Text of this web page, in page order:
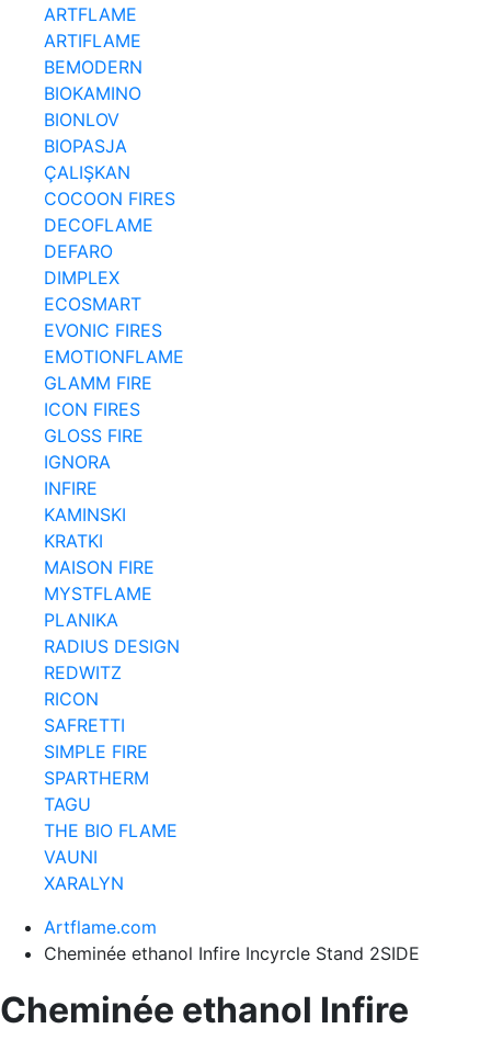
ARTFLAME
ARTIFLAME
BEMODERN
BIOKAMINO
BIONLOV
BIOPASJA
ÇALIŞKAN
COCOON FIRES
DECOFLAME
DEFARO
DIMPLEX
ECOSMART
EVONIC FIRES
EMOTIONFLAME
GLAMM FIRE
ICON FIRES
GLOSS FIRE
IGNORA
INFIRE
KAMINSKI
KRATKI
MAISON FIRE
MYSTFLAME
PLANIKA
RADIUS DESIGN
REDWITZ
RICON
SAFRETTI
SIMPLE FIRE
SPARTHERM
TAGU
THE BIO FLAME
VAUNI
XARALYN
Artflame.com
Cheminée ethanol Infire Incyrcle Stand 2SIDE
Cheminée ethanol Infire